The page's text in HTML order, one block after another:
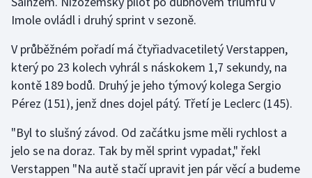
Krasobruslení
Lezení
Lyže a snowboard
Motorsport
Imole ovládl i druhý sprint v sezoně.
V průběžném pořadí má čtyřiadvacetiletý Verstappen,
který po 23 kolech vyhrál s náskokem 1,7 sekundy, na
kontě 189 bodů. Druhý je jeho týmový kolega Sergio
Pérez (151), jenž dnes dojel pátý. Třetí je Leclerc (145).
"Byl to slušný závod. Od začátku jsme měli rychlost a
jelo se na doraz. Tak by měl sprint vypadat," řekl
Verstappen "Na autě stačí upravit jen pár věcí a budeme